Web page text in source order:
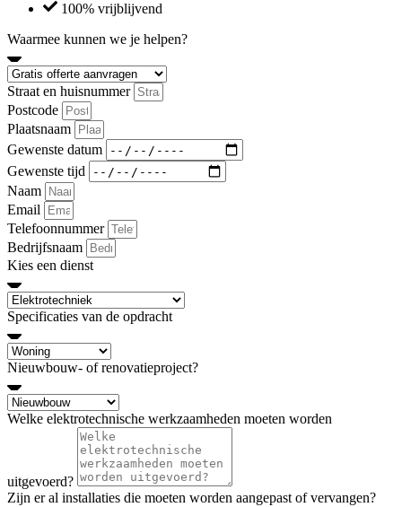
100% vrijblijvend
Waarmee kunnen we je helpen?
Straat en huisnummer
Postcode
Plaatsnaam
Gewenste datum
Gewenste tijd
Naam
Email
Telefoonnummer
Bedrijfsnaam
Kies een dienst
Specificaties van de opdracht
Nieuwbouw- of renovatieproject?
Welke elektrotechnische werkzaamheden moeten worden
uitgevoerd?
Zijn er al installaties die moeten worden aangepast of vervangen?